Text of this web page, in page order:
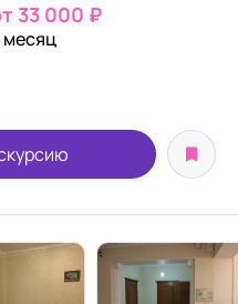
33 000 ₽
месяц